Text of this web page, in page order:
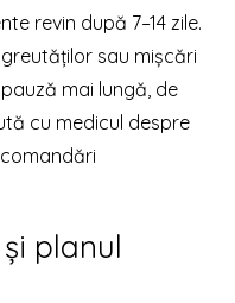
revin după 7–14 zile.
sau mișcări
mai lungă, de
cu medicul despre
planul